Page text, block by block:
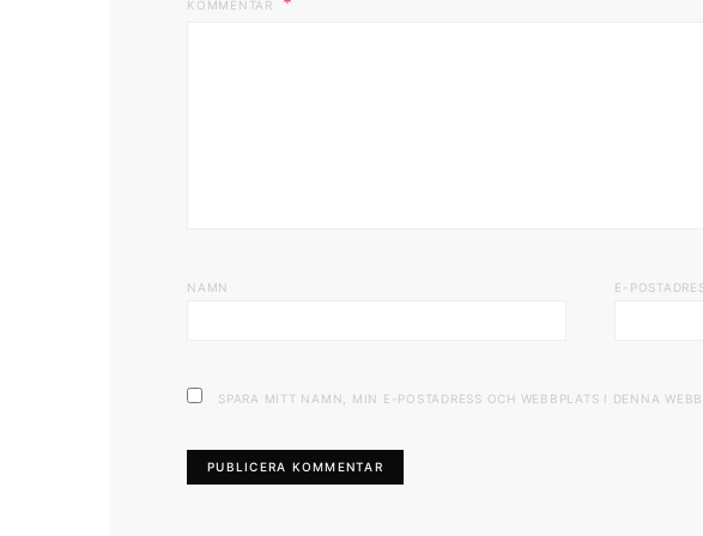
KOMMENTAR
NAMN E-
SPARA MITT NAMN, MIN E-POSTADRESS OCH WEBBPLATS I DENNA